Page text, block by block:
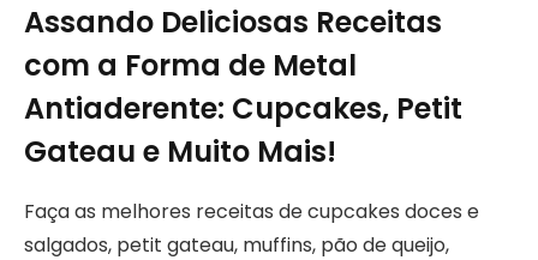
Assando Deliciosas Receitas
com a Forma de Metal
Antiaderente: Cupcakes, Petit
Gateau e Muito Mais!
Faça as melhores receitas de cupcakes doces e
salgados, petit gateau, muffins, pão de queijo,